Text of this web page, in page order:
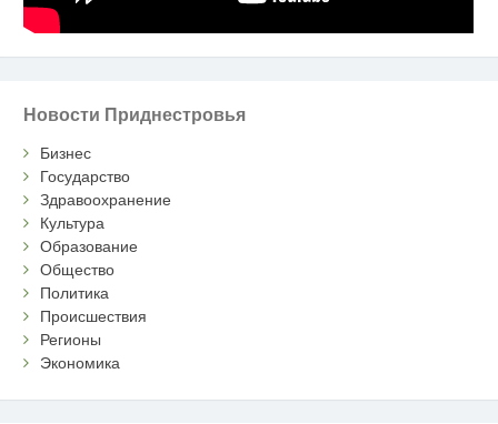
Новости Приднестровья
Бизнес
Государство
Здравоохранение
Культура
Образование
Общество
Политика
Происшествия
Регионы
Экономика